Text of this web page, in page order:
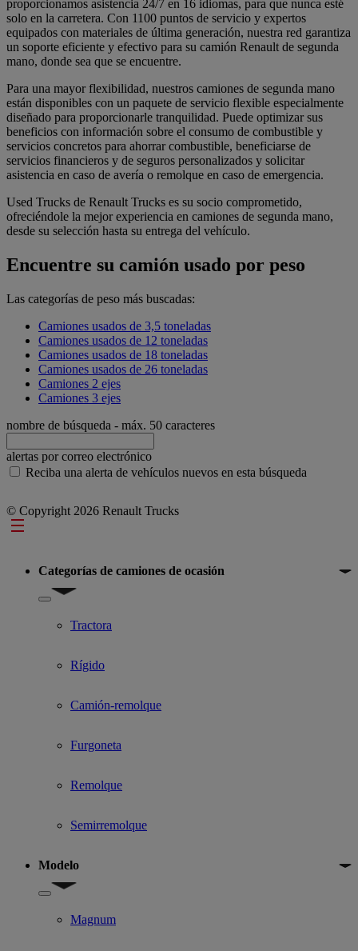
proporcionamos asistencia 24/7 en 16 idiomas, para que nunca esté
solo en la carretera. Con 1100 puntos de servicio y expertos
equipados con materiales de última generación, nuestra red garantiza
un soporte eficiente y efectivo para su camión Renault de segunda
mano, donde sea que se encuentre.
Para una mayor flexibilidad, nuestros camiones de segunda mano
están disponibles con un paquete de servicio flexible especialmente
diseñado para proporcionarle tranquilidad. Puede optimizar sus
beneficios con información sobre el consumo de combustible y
servicios concretos para ahorrar combustible, beneficiarse de
servicios financieros y de seguros personalizados y solicitar
asistencia en caso de avería o remolque en caso de emergencia.
Used Trucks de Renault Trucks es su socio comprometido,
ofreciéndole la mejor experiencia en camiones de segunda mano,
desde su selección hasta su entrega del vehículo.
Encuentre su camión usado por peso
Las categorías de peso más buscadas:
Camiones usados de 3,5 toneladas
Camiones usados de 12 toneladas
Camiones usados de 18 toneladas
Camiones usados de 26 toneladas
Camiones 2 ejes
Camiones 3 ejes
nombre de búsqueda - máx. 50 caracteres
alertas por correo electrónico
Reciba una alerta de vehículos nuevos en esta búsqueda
© Copyright 2026 Renault Trucks
Footer
Categorías de camiones de ocasión
Show submenu for Categorías de camiones de ocasión
Tractora
Rígido
Camión-remolque
Furgoneta
Remolque
Semirremolque
Modelo
Show submenu for Modelo
Magnum